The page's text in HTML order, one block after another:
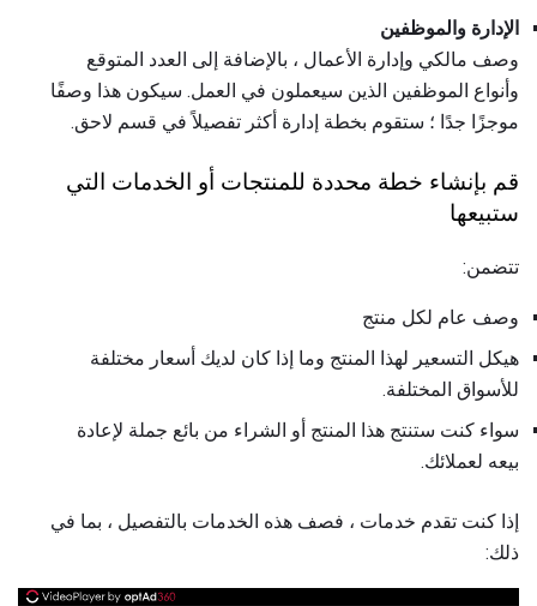
الإدارة والموظفين
وصف مالكي وإدارة الأعمال ، بالإضافة إلى العدد المتوقع
وأنواع الموظفين الذين سيعملون في العمل. سيكون هذا وصفًا
موجزًا ​​جدًا ؛ ستقوم بخطة إدارة أكثر تفصيلاً في قسم لاحق.
قم بإنشاء خطة محددة للمنتجات أو الخدمات التي
ستبيعها
تتضمن:
وصف عام لكل منتج
هيكل التسعير لهذا المنتج وما إذا كان لديك أسعار مختلفة
للأسواق المختلفة.
سواء كنت ستنتج هذا المنتج أو الشراء من بائع جملة لإعادة
بيعه لعملائك.
إذا كنت تقدم خدمات ، فصف هذه الخدمات بالتفصيل ، بما في
ذلك: